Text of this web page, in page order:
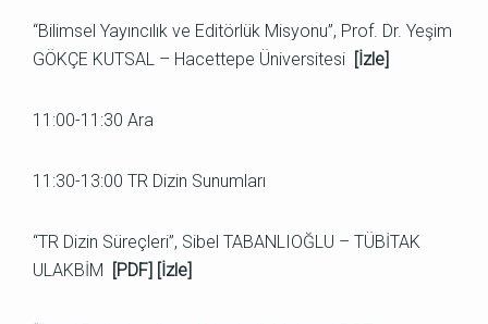
“Bilimsel Yayıncılık ve Editörlük Misyonu”, Prof. Dr. Yeşim
GÖKÇE KUTSAL – Hacettepe Üniversitesi [İzle]
11:00-11:30 Ara
11:30-13:00 TR Dizin Sunumları
“TR Dizin Süreçleri”, Sibel TABANLIOĞLU – TÜBİTAK
ULAKBİM [PDF] [İzle]